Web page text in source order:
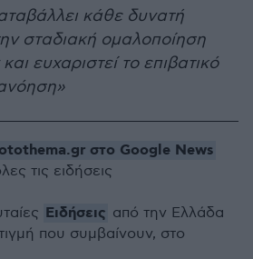
κάθε δυνατή
σταδιακή ομαλοποίηση
ευχαριστεί το επιβατικό
στο Google News
τις ειδήσεις
Ειδήσεις από την Ελλάδα
που συμβαίνουν, στο